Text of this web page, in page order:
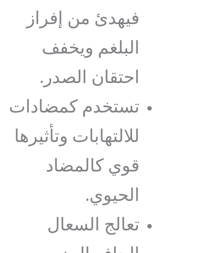
فيهدئ من إفراز
البلغم ويخفف
احتقان الصدر.
تستخدم كمضادات
للالتهابات وتأثيرها
قوي كالمضاد
الحيوي.
تعالج السعال